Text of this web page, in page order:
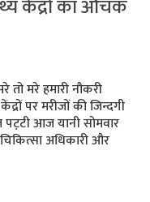
केंद्रों का औचक
तो मरे हमारी नौकरी
पर मरीजों की जिन्‍दगी
आज यानी सोमवार
अधिकारी और